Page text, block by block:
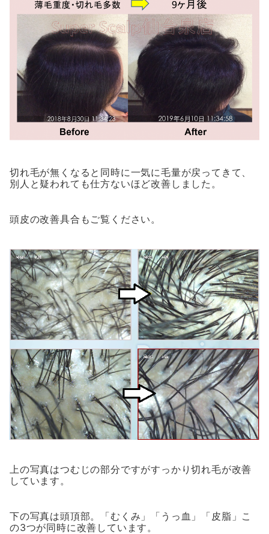
切れ毛が無くなると同時に一気に毛量が戻ってきて、
別人と疑われても仕方ないほど改善しました。
頭皮の改善具合もご覧ください。
上の写真はつむじの部分ですがすっかり切れ毛が改善
しています。
下の写真は頭頂部。「むくみ」「うっ血」「皮脂」こ
の3つが同時に改善しています。